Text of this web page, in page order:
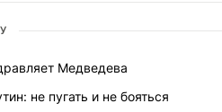
Медведева
не пугать и не бояться